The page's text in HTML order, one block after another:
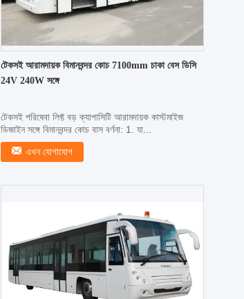
টেকসই আরামদায়ক বিমানবন্দর কোচ 7100mm চাকা বেস ডিসি
24V 240W সঙ্গে
টেকসই পরিষেবা লিফ্ট বড় ক্যাপাসিটি আরামদায়ক কাস্টমাইজ
ডিজাইন সঙ্গে বিমানবন্দর কোচ বাস বর্ণনা: 1. যা...
এখন যোগাযোগ